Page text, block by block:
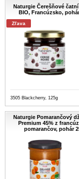
Naturgie Čerešňové
BIO, Francúzsko,
Zľava
3505 Blackcherry, 125g
Naturgie Pomarančový
Premium 45% z
pomarančov, pohár